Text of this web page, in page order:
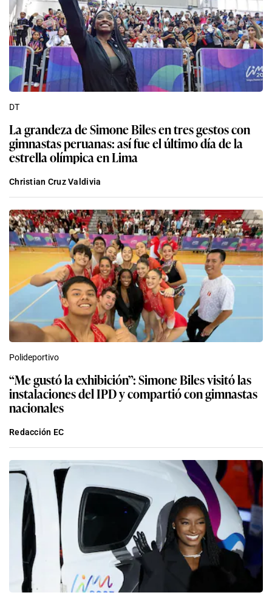
DT
La grandeza de Simone Biles en tres gestos con
gimnastas peruanas: así fue el último día de la
estrella olímpica en Lima
Christian Cruz Valdivia
Polideportivo
“Me gustó la exhibición”: Simone Biles visitó las
instalaciones del IPD y compartió con gimnastas
nacionales
Redacción EC